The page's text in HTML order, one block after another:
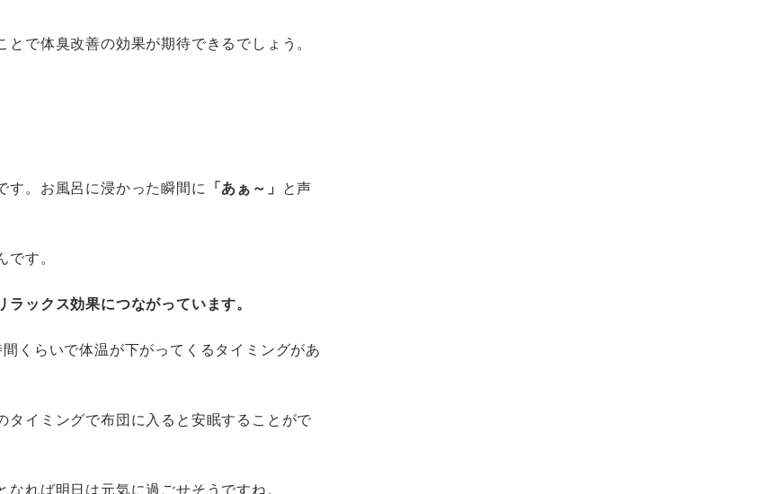
で体臭改善の効果が期待できるでしょう。
す。お風呂に浸かった瞬間に 「あぁ～」
と声
です。
ックス効果につながっています。
くらいで体温が下がってくるタイミングがあ
タイミングで布団に入ると安眠することがで
なれば明日は元気に過ごせそうですね。